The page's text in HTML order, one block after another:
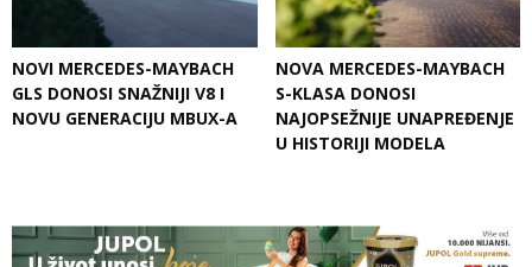
NOVI MERCEDES-MAYBACH
GLS DONOSI SNAŽNIJI V8 I
NOVU GENERACIJU MBUX-A
NOVA MERCEDES-MAYBACH
S-KLASA DONOSI
NAJOPSEŽNIJE UNAPREĐENJE
U HISTORIJI MODELA